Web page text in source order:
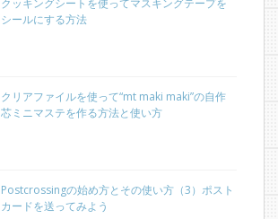
シールにする方法
クリアファイルを使って“mt maki maki”の自作
芯ミニマステを作る方法と使い方
Postcrossingの始め方とその使い方（3）ポスト
カードを送ってみよう